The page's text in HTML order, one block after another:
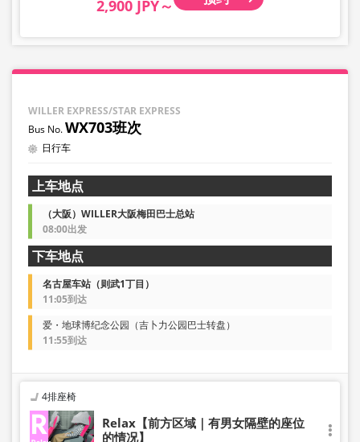
2,900 JPY～
WILLER EXPRESS/STAR EXPRESS
WX703班次
日行车
上车地点
（大阪）WILLER大阪梅田巴士总站
08:00出发
下车地点
名古屋车站（则武1丁目）
11:05到达
爱・地球博纪念公园（吉卜力公园巴士转盘）
11:55到达
4排座椅
Relax【前方区域｜有男女隔壁的座位
的情况】